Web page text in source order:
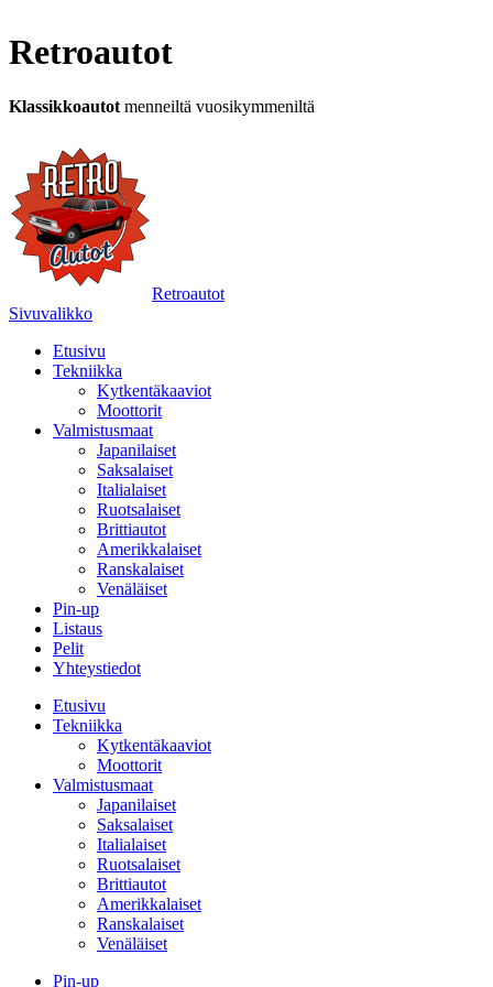
Retroautot
Klassikkoautot menneiltä vuosikymmeniltä
Retroautot
Sivuvalikko
Etusivu
Tekniikka
Kytkentäkaaviot
Moottorit
Valmistusmaat
Japanilaiset
Saksalaiset
Italialaiset
Ruotsalaiset
Brittiautot
Amerikkalaiset
Ranskalaiset
Venäläiset
Pin-up
Listaus
Pelit
Yhteystiedot
Etusivu
Tekniikka
Kytkentäkaaviot
Moottorit
Valmistusmaat
Japanilaiset
Saksalaiset
Italialaiset
Ruotsalaiset
Brittiautot
Amerikkalaiset
Ranskalaiset
Venäläiset
Pin-up